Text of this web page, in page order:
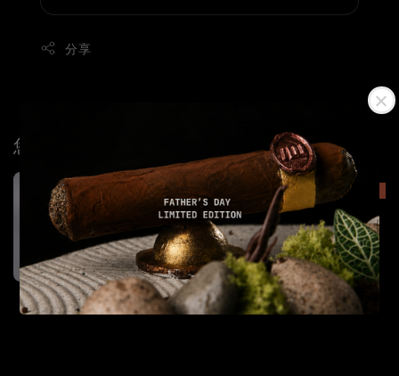
分享
您可能也喜歡
8/15-8/30限量供應 8/1-8/31 限量供應